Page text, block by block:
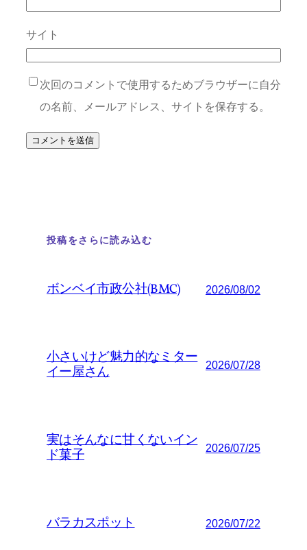
サイト
次回のコメントで使用するためブラウザーに自分
の名前、メールアドレス、サイトを保存する。
投稿をさらに読み込む
ボンベイ市政公社(BMC) 2026/08/02
小さいけど魅力的なミター
イー屋さん
2026/07/28
実はそんなに甘くないイン
ド菓子
2026/07/25
バラカスポット 2026/07/22